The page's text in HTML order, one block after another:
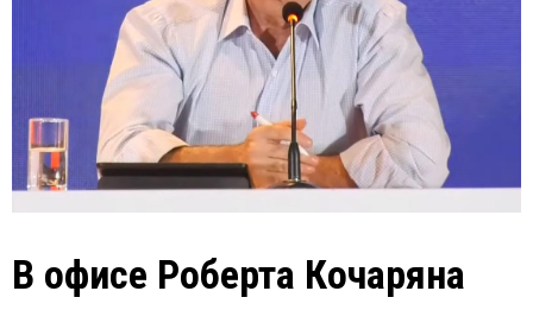
В офисе Роберта Кочаряна